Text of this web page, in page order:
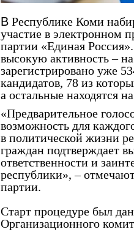
В Республике Коми
участие в электронном
партии «Единая
высокую активность –
зарегистрировано уже
кандидатов, 78 из
а остальные находятся
«Предварительное
возможность для
в политической жизни
граждан подтверждает
ответственности и
республики», –
партии.
Старт процедуре был
Организационного